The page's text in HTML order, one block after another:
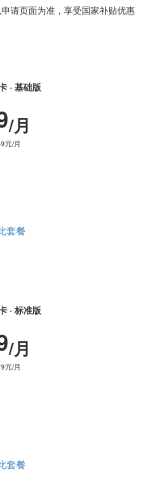
请页面为准，享受国家补贴优惠
· 基础版
/月
元/月
套餐
· 标准版
/月
元/月
套餐